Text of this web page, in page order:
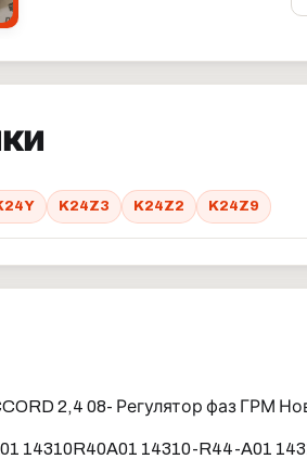
K24Z3 K24Z2 K24Z9
2,4 08- Регулятор фаз ГРМ
14310R40A01 14310-R44-A01